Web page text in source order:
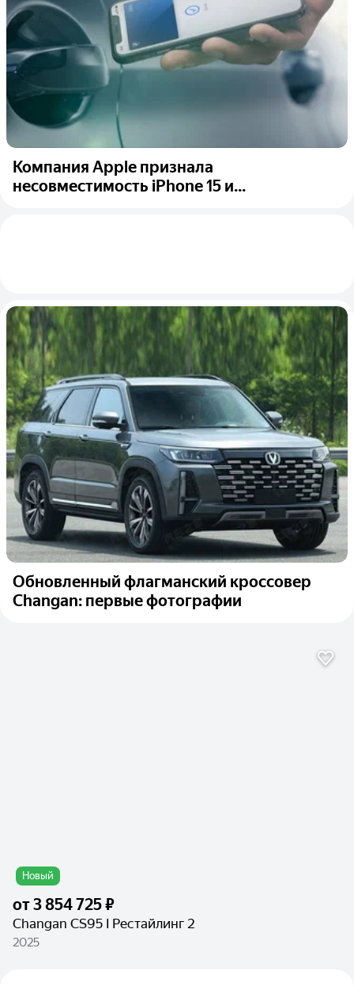
Компания Apple признала
несовместимость iPhone 15 и...
Обновленный флагманский кроссовер
Changan: первые фотографии
Новый
от3 854 725 ₽
Changan CS95 I Рестайлинг 2
2025